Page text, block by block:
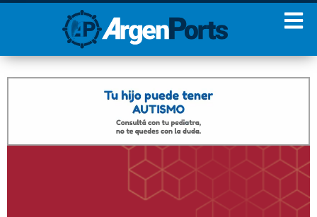
¡Sumate a nuestro
Newsletter!
Apellidos
Estoy de acuerdo con las
condiciones y políticas de